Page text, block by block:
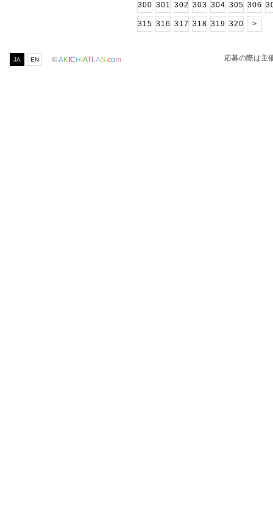
300 301 302 303 304 305 306
315 316 317 318 319 320 >
JA EN ©AK C H ATLAS.com 応募の際は主